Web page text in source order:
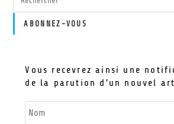
ABONNEZ-VOUS
Vous recevrez ainsi une
de la parution d'un nouvel